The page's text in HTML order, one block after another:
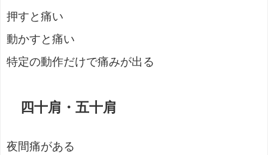
押すと痛い
動かすと痛い
特定の動作だけで痛みが出る
四十肩・五十肩
夜間痛がある